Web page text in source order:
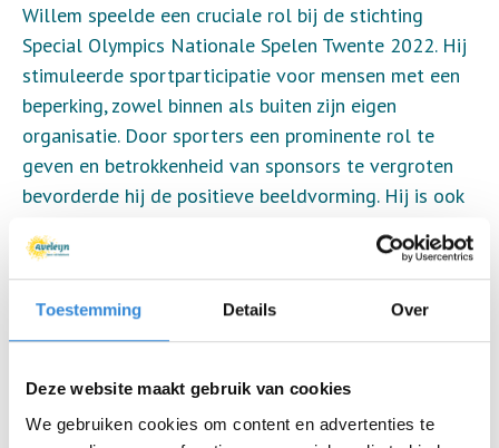
Toestemming Details Over
Deze website maakt gebruik van cookies
We gebruiken cookies om content en advertenties te
Willem speelde een cruciale rol bij de stichting
Special Olympics Nationale Spelen Twente 2022. Hij
stimuleerde sportparticipatie voor mensen met een
beperking, zowel binnen als buiten zijn eigen
organisatie. Door sporters een prominente rol te
geven en betrokkenheid van sponsors te vergroten
bevorderde hij de positieve beeldvorming. Hij is ook
Ontwikkelingswerk
In Tanzania leverde Willem als voorzitter van de
Morogoro Support Foundation (MSF) een structurele
bijdrage aan de verbetering van medische zorg. Hij
introduceerde het Child Support-programma: MSF
betaalde de schoolkosten van de kinderen van